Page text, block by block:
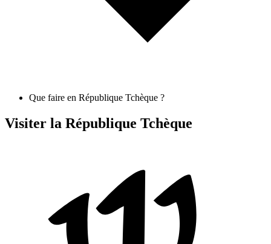
Que faire en République Tchèque ?
Visiter la République Tchèque